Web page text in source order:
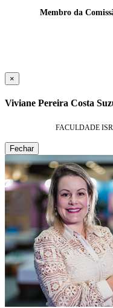
Membro da
×
Viviane Pereira Costa
FACULDADE
Fechar